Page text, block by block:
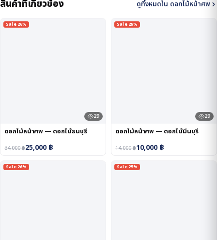
สินค้าที่เกี่ยวข้อง ดูทั้งหมดใน ดอกไม้หน้าศพ
Sale 26%
29
ดอกไม้หน้าศพ — ดอกไม้ธนบุรี
34,000฿25,000฿
Sale 29%
29
ดอกไม้หน้าศพ — ดอกไม้มีนบุรี
14,000฿10,000฿
Sale 26% Sale 25%